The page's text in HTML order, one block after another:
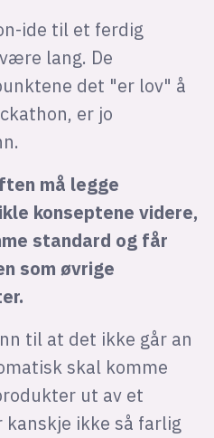
ide til et ferdig
lang. De
det "er lov" å
er jo
må legge
konseptene videre,
standard og får
som øvrige
til at det ikke går an
skal komme
ut av et
kanskje ikke så farlig